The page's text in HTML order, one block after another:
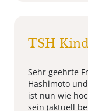
TSH
Sehr geehrte
Hashimoto
ist nun wie
sein (aktuell